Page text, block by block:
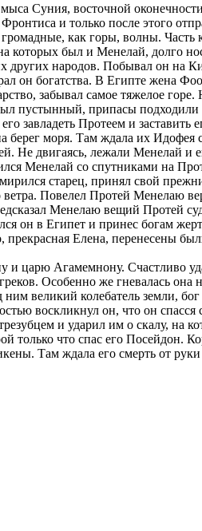
Суния, восточной
и только после этого
как горы, волны. Часть
которых был и Менелай, долго
народов. Побывал он на
он богатства. В Египте жена
забывал самое тяжелое
пустынный, припасы
завладеть Протеем и
моря. Там ждала их
Не двигаясь, лежали Менелай
Менелай со спутниками на
старец, принял свой
Повелел Протей Менелаю
Менелаю вещий Протей
он в Египет и принес богам
Елена, перенесены
царю Агамемнону. Счастливо
Особенно же гневалась
великий колебатель земли,
воскликнул он, что он
и ударил им о скалу, на
только что спас его
Там ждала его смерть от